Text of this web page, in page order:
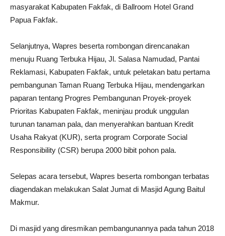
masyarakat Kabupaten Fakfak, di Ballroom Hotel Grand
Papua Fakfak.
Selanjutnya, Wapres beserta rombongan direncanakan
menuju Ruang Terbuka Hijau, Jl. Salasa Namudad, Pantai
Reklamasi, Kabupaten Fakfak, untuk peletakan batu pertama
pembangunan Taman Ruang Terbuka Hijau, mendengarkan
paparan tentang Progres Pembangunan Proyek-proyek
Prioritas Kabupaten Fakfak, meninjau produk unggulan
turunan tanaman pala, dan menyerahkan bantuan Kredit
Usaha Rakyat (KUR), serta program Corporate Social
Responsibility (CSR) berupa 2000 bibit pohon pala.
Selepas acara tersebut, Wapres beserta rombongan terbatas
diagendakan melakukan Salat Jumat di Masjid Agung Baitul
Makmur.
Di masjid yang diresmikan pembangunannya pada tahun 2018